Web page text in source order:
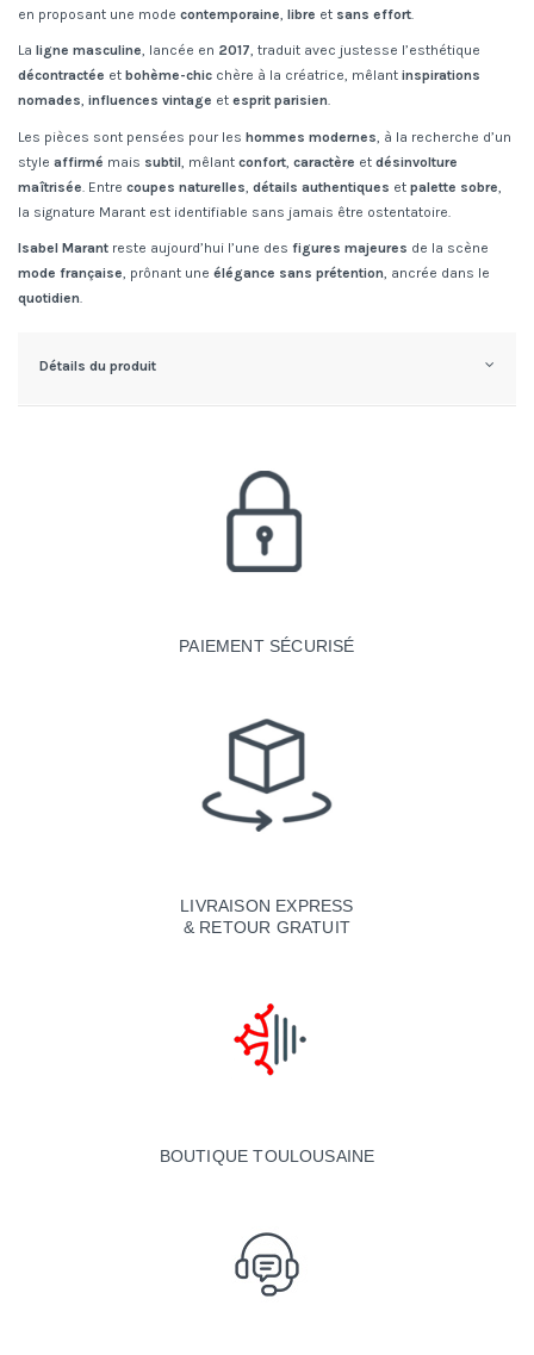
en proposant une mode contemporaine libre et sans effort
La ligne masculine, lancée en 2017, traduit avec justesse l’esthétique
décontractée et bohème-chic chère à la créatrice, mêlant inspirations
nomades, influences vintage et esprit parisien.
Les pièces sont pensées pour les hommes modernes , à la recherche d’un
style affirmé mais subtil , mêlant confort caractère et désinvolture
maîtrisée . Entre coupes naturelles détails authentiques et palette sobre
la signature Marant est identifiable sans jamais être ostentatoire.
Isabel Marant reste aujourd’hui l’une des figures majeures de la scène
mode française, prônant une élégance sans prétention, ancrée dans le
quotidien.
Détails du produit
PAIEMENT SÉCURISÉ
LIVRAISON EXPRESS
& RETOUR GRATUIT
BOUTIQUE TOULOUSAINE